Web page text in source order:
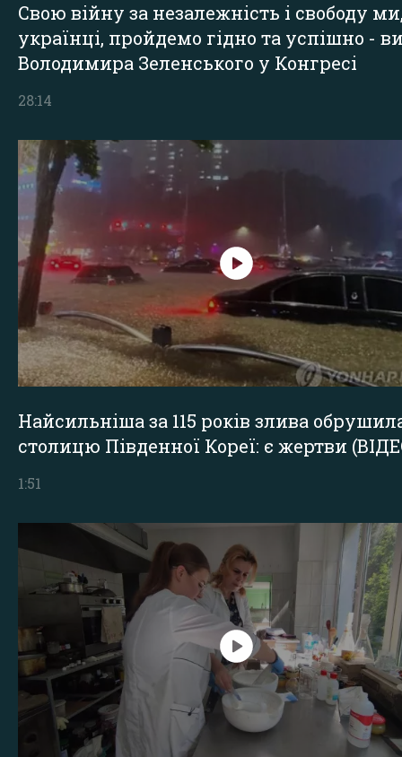
Свою війну за незалежність і свободу
українці, пройдемо гідно та успішно -
Володимира Зеленського у Конгресі
28:14
Найсильніша за 115 років злива
столицю Південної Кореї: є жертви
1:51